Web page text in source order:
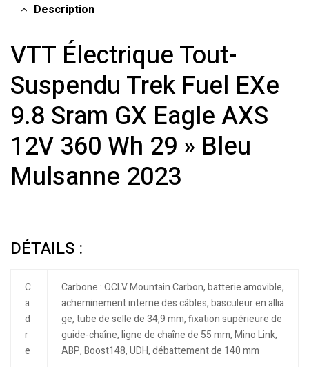
Description
VTT Électrique Tout-
Suspendu Trek Fuel EXe
9.8 Sram GX Eagle AXS
12V 360 Wh 29 » Bleu
Mulsanne 2023
DÉTAILS :
C
a
d
r
e
Carbone : OCLV Mountain Carbon, batterie amovible,
acheminement interne des câbles, basculeur en allia
ge, tube de selle de 34,9 mm, fixation supérieure de
guide-chaîne, ligne de chaîne de 55 mm, Mino Link,
ABP, Boost148, UDH, débattement de 140 mm